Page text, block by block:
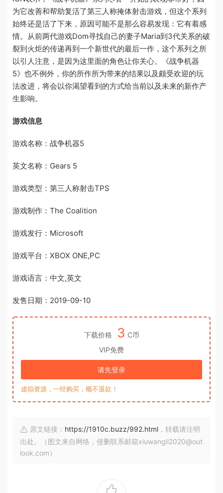
为它改善和帮助复活了第三人称掩体射击游戏，但这个系列
始终还是活了下来，原因可能不是那么容易发现：它有着感
情。从前两代游戏Dom寻找自己的妻子Maria到3代关系的破
裂到火炬的传递再到一个新世代的最后一作，这个系列之所
以引人注意，是因为这里面的角色让你关心。《战争机器
5》也不例外，你的所作所为带来的结果以及颇受欢迎的玩
法改进，将会以你渴望看到的方式给当前以及未来的新作产
生影响。
游戏信息
游戏名称：战争机器5
英文名称：Gears 5
游戏类型：第三人称射击TPS
游戏制作：The Coalition
游戏发行：Microsoft
游戏平台：XBOX ONE,PC
游戏语言：中文,英文
发售日期：2019-09-10
下载价格 3 C币
VIP免费
请先登录
虚拟资源，一经购买，概不退款！
原文链接： https://1910c.buzz/992.html ，转载请注明
出处。（图文来自网络，侵删联系邮箱xiuwangli2020@out
look.com）